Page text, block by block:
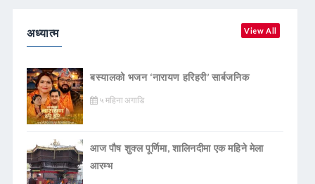
अध्यात्म View All
बस्यालको भजन ‘नारायण हरिहरी’ सार्बजनिक
५ महिना अगाडि
आज पौष शुक्ल पूर्णिमा, शालिनदीमा एक महिने मेला
आरम्भ